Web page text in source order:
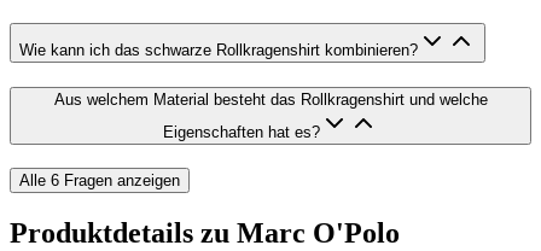
Wie kann ich das schwarze Rollkragenshirt kombinieren?
Aus welchem Material besteht das Rollkragenshirt und welche
Eigenschaften hat es?
Alle 6 Fragen anzeigen
Produktdetails zu Marc O'Polo